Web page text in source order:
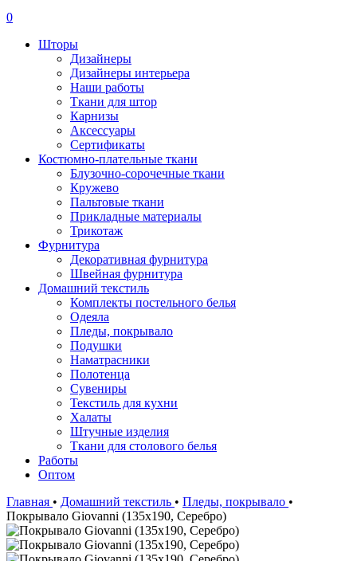
0
Шторы
Дизайнеры
Дизайнеры интерьера
Наши работы
Ткани для штор
Карнизы
Аксессуары
Сертификаты
Костюмно-плательные ткани
Блузочно-сорочечные ткани
Кружево
Пальтовые ткани
Прикладные материалы
Трикотаж
Фурнитура
Декоративная фурнитура
Швейная фурнитура
Домашний текстиль
Комплекты постельного белья
Одеяла
Пледы, покрывало
Подушки
Наматрасники
Полотенца
Сувениры
Текстиль для кухни
Халаты
Штучные изделия
Ткани для столового белья
Работы
Оптом
Главная • Домашний текстиль • Пледы, покрывало •
Покрывало Giovanni (135x190, Серебро)